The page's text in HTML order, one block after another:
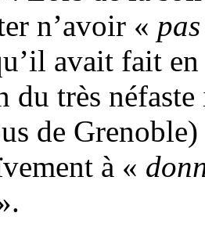
n’avoir «
avait fait
du très
de
à «